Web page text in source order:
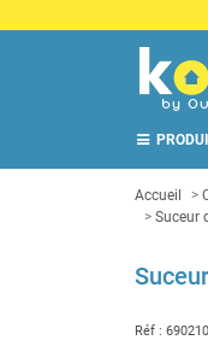
Accueil
Suceur
Réf :